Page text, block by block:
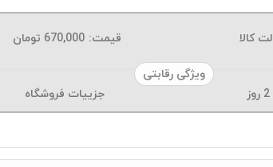
کالا قیمت: 670,000 تومان
ویژگی رقابتی
2 روز جزییات فروشگاه